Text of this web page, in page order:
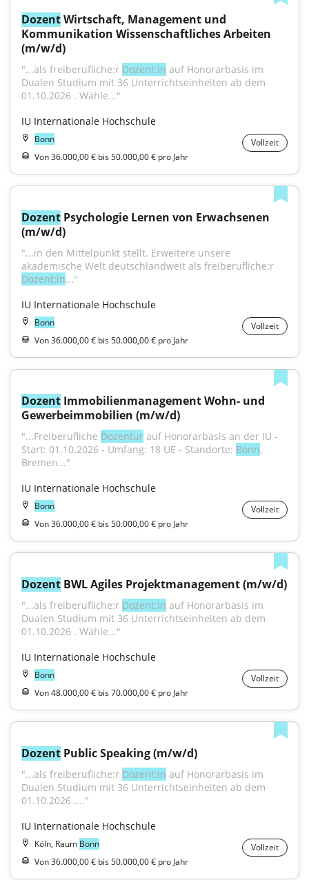
Dozent Wirtschaft, Management und
Kommunikation Wissenschaftliches Arbeiten
(m/w/d)
"...als freiberufliche:r Dozent:in auf Honorarbasis im
Dualen Studium mit 36 Unterrichtseinheiten ab dem
01.10.2026 . Wähle..."
IU Internationale Hochschule
Bonn
Vollzeit
Von 36.000,00 € bis 50.000,00 € pro Jahr
Dozent Psychologie Lernen von Erwachsenen
(m/w/d)
"...in den Mittelpunkt stellt. Erweitere unsere
Dozent:in..."
IU Internationale Hochschule
Bonn
Vollzeit
Von 36.000,00 € bis 50.000,00 € pro Jahr
Dozent Immobilienmanagement Wohn- und
Gewerbeimmobilien (m/w/d)
"...Freiberufliche Dozentur auf Honorarbasis an der IU -
Start: 01.10.2026 - Umfang: 18 UE - Standorte: Bonn,
Bremen..."
IU Internationale Hochschule
Bonn
Vollzeit
Von 36.000,00 € bis 50.000,00 € pro Jahr
Dozent BWL Agiles Projektmanagement (m/w/d)
"...als freiberufliche:r Dozent:in auf Honorarbasis im
Dualen Studium mit 36 Unterrichtseinheiten ab dem
01.10.2026 . Wähle..."
IU Internationale Hochschule
Bonn
Vollzeit
Von 48.000,00 € bis 70.000,00 € pro Jahr
Dozent Public Speaking (m/w/d)
"...als freiberufliche:r Dozent:in auf Honorarbasis im
Dualen Studium mit 36 Unterrichtseinheiten ab dem
01.10.2026 ...."
IU Internationale Hochschule
Köln, Raum Bonn
Vollzeit
Von 36.000,00 € bis 50.000,00 € pro Jahr